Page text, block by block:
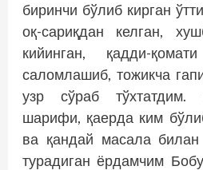
биринчи бўлиб кирган
оқ-сариқдан келган,
кийинган, қадди-
саломлашиб, тожикча
узр сўраб тўхтатдим.
шарифи, қаерда ким
ва қандай масала билан
турадиган ёрдамчим